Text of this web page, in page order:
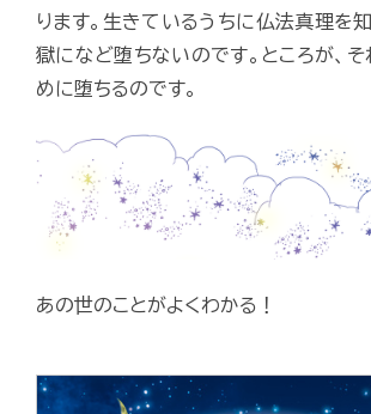
ります。生きているうちに仏法真理を
獄になど堕ちないのです。ところが、
めに堕ちるのです。
あの世のことがよくわかる！